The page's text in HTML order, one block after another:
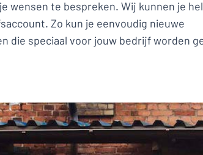
wensen te bespreken. Wij kunnen je
Zo kun je eenvoudig nieuwe
die speciaal voor jouw bedrijf worden